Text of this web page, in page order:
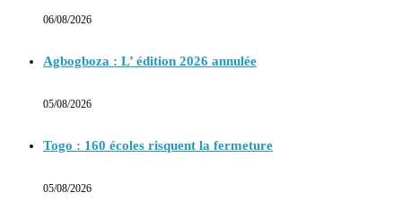
06/08/2026
Agbogboza : L’ édition 2026 annulée
05/08/2026
Togo : 160 écoles risquent la fermeture
05/08/2026